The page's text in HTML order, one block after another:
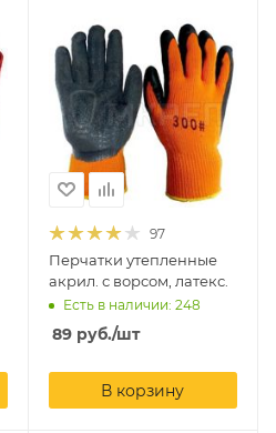
97
Перчатки утепленные
акрил. с ворсом, латекс.
Есть в наличии: 248
89руб./шт
В корзину